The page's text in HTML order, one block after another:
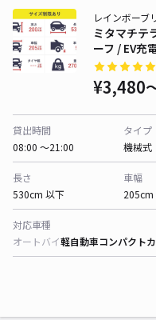
ミタマチテ
ーフ / EV充
レインボーブ
¥3,480
貸出時間
08:00 〜21:00
タイプ
機械式
長さ
530cm 以下
車幅
205cm
対応車種
オートバイ軽自動車コンパクト